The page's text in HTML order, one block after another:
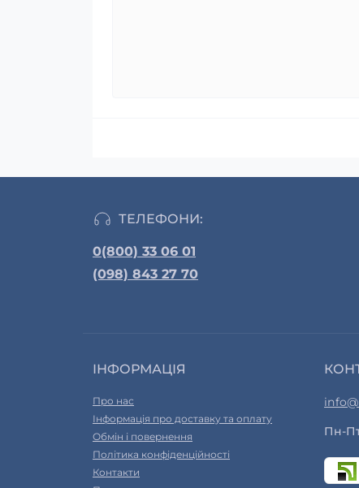
ТЕЛЕФОНИ:
0(800) 33 06 01
(098) 843 27 70
ІНФОРМАЦІЯ
Про нас
Інформація про доставку та оплату
Обмін і повернення
Політика конфіденційності
Контакти
Пн-